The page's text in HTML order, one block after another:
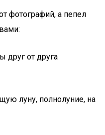
фотографий, а пепел
друг от друга
луну, полнолуние, на